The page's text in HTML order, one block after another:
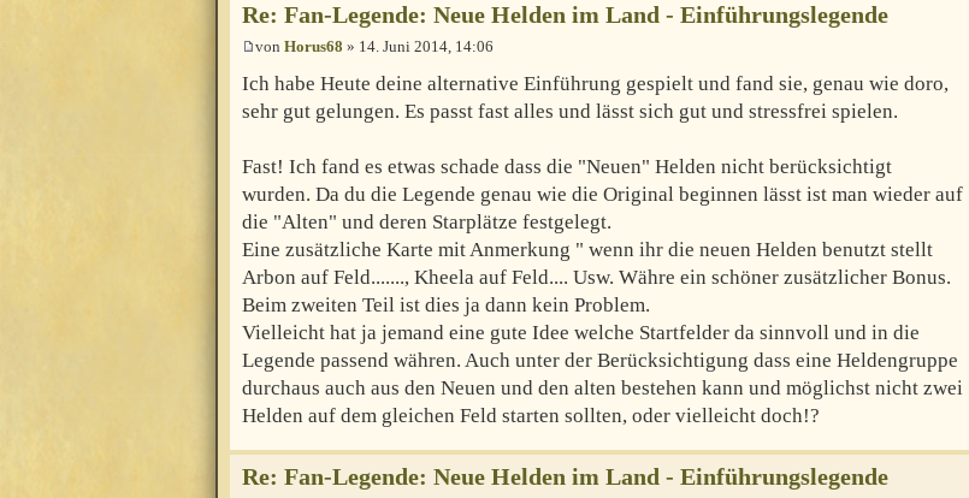
Re: Fan-Legende: Neue Helden im Land - Einführungslegende
von Horus68 » 14. Juni 2014, 14:06
Ich habe Heute deine alternative Einführung gespielt und fand sie, genau wie doro,
sehr gut gelungen. Es passt fast alles und lässt sich gut und stressfrei spielen.
Fast! Ich fand es etwas schade dass die "Neuen" Helden nicht berücksichtigt
wurden. Da du die Legende genau wie die Original beginnen lässt ist man wieder auf
die "Alten" und deren Starplätze festgelegt.
Eine zusätzliche Karte mit Anmerkung " wenn ihr die neuen Helden benutzt stellt
Arbon auf Feld......., Kheela auf Feld.... Usw. Währe ein schöner zusätzlicher Bonus.
Beim zweiten Teil ist dies ja dann kein Problem.
Vielleicht hat ja jemand eine gute Idee welche Startfelder da sinnvoll und in die
Legende passend währen. Auch unter der Berücksichtigung dass eine Heldengruppe
durchaus auch aus den Neuen und den alten bestehen kann und möglichst nicht zwei
Helden auf dem gleichen Feld starten sollten, oder vielleicht doch!?
Re: Fan-Legende: Neue Helden im Land - Einführungslegende